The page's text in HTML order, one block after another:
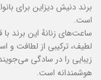
برند دنیش دیزاین برای
است.
ساعت‌های زنانهٔ این برند
لطیف، ترکیبی از لطافت و
زیبایی را در سادگی
هوشمندانه است.